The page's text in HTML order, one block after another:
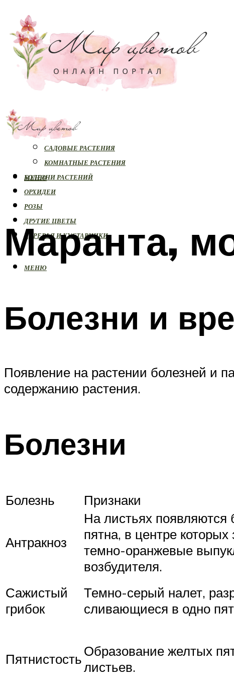
РАСТЕНИЯ
САДОВЫЕ РАСТЕНИЯ
КОМНАТНЫЕ РАСТЕНИЯ
БОЛЕЗНИ РАСТЕНИЙ
ОРХИДЕИ
РОЗЫ
ДРУГИЕ ЦВЕТЫ
ДЕРЕВЬЯ И КУСТАРНИКИ
МЕНЮ
МЕНЮ
Маранта,
Болезни и
Появление на растении болезней и
содержанию растения.
Болезни
Болезнь Признаки
Антракноз
На листьях появляются
пятна, в центре
темно-оранжевые
возбудителя.
Сажистый
грибок
Темно-серый налет,
сливающиеся в одно
ПятнистостьОбразование желтых
листьев.